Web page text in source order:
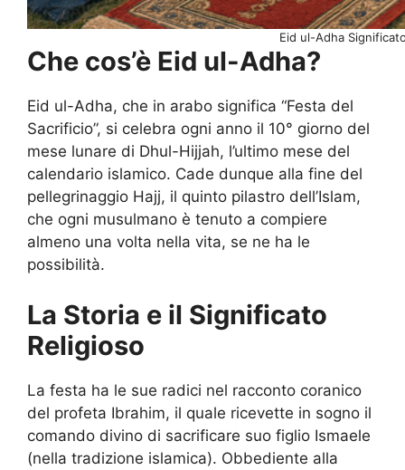
Eid ul-Adha
Che cos’è Eid ul-Adha?
Eid ul-Adha, che in arabo significa “Festa del
Sacrificio”, si celebra ogni anno il 10° giorno del
mese lunare di Dhul-Hijjah, l’ultimo mese del
calendario islamico. Cade dunque alla fine del
pellegrinaggio Hajj, il quinto pilastro dell’Islam,
che ogni musulmano è tenuto a compiere
almeno una volta nella vita, se ne ha le
possibilità.
La Storia e il Significato
Religioso
La festa ha le sue radici nel racconto coranico
del profeta Ibrahim, il quale ricevette in sogno il
comando divino di sacrificare suo figlio Ismaele
(nella tradizione islamica). Obbediente alla